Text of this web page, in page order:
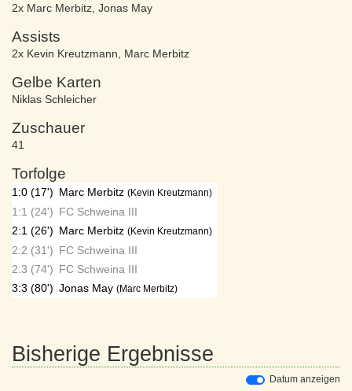
2x Marc Merbitz Jonas May
Assists
2x Kevin Kreutzmann Marc Merbitz
Gelbe Karten
Niklas Schleicher
Zuschauer
41
Torfolge
1:0 (17') Marc Merbitz (Kevin Kreutzmann)
1:1 (24') FC Schweina III
2:1 (26') Marc Merbitz (Kevin Kreutzmann)
2:2 (31') FC Schweina III
2:3 (74') FC Schweina III
3:3 (80') Jonas May (Marc Merbitz)
Bisherige Ergebnisse
Datum anzeigen